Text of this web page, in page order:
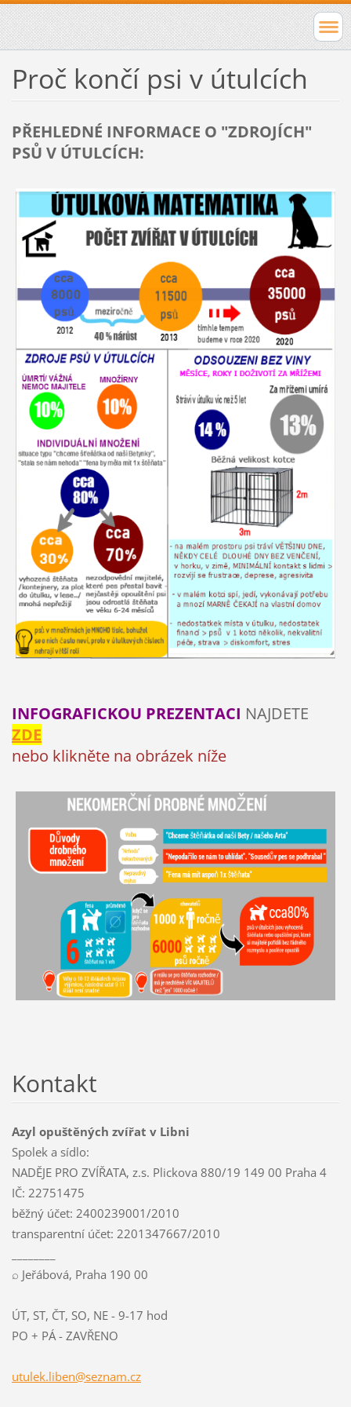
Proč končí psi v útulcích
PŘEHLEDNÉ INFORMACE O "ZDROJÍCH"
PSŮ V ÚTULCÍCH:
INFOGRAFICKOU PREZENTACI NAJDETE
ZDE
nebo klikněte na obrázek níže
Kontakt
Azyl opuštěných zvířat v Libni
Spolek a sídlo:
NADĚJE PRO ZVÍŘATA, z.s. Plickova 880/19 149 00 Praha 4
IČ: 22751475
běžný účet: 2400239001/2010
transparentní účet: 2201347667/2010
⌕ Jeřábová, Praha 190 00
ÚT, ST, ČT, SO, NE - 9-17 hod
PO + PÁ - ZAVŘENO
utulek.liben@seznam.cz